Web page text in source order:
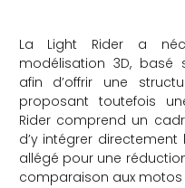
La Light Rider a
modélisation 3D, basé
afin d’offrir une
proposant toutefois
Rider comprend un
d’y intégrer
allégé pour une
comparaison aux